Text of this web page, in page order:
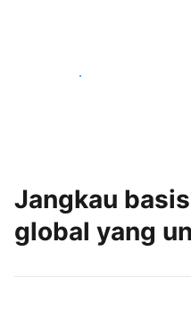
Mulai sekarang
Jangkau
global yang